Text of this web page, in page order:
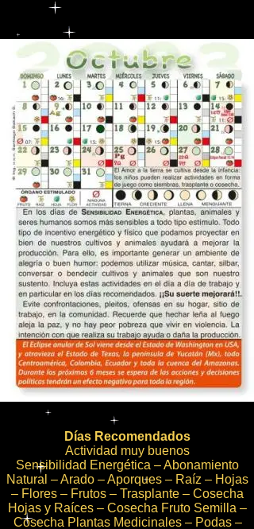
Días Recomendados
Actividad muy buenos
Sensibilidad Energética – Abonamiento
Natural – Arado – Aporques – Raíz – Hojas
– Flores – Frutos – Trasplante – Cosecha
Hojas y Raíces – Cosecha Fruto Semilla –
Cosecha Plantas Medicinales – Podas –